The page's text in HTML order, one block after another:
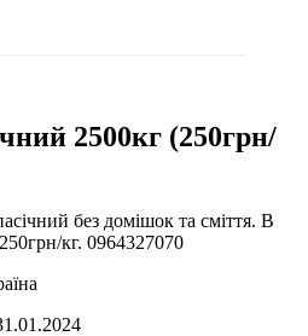
2500кг (250грн/
без домішок та сміття. В
кг. 0964327070